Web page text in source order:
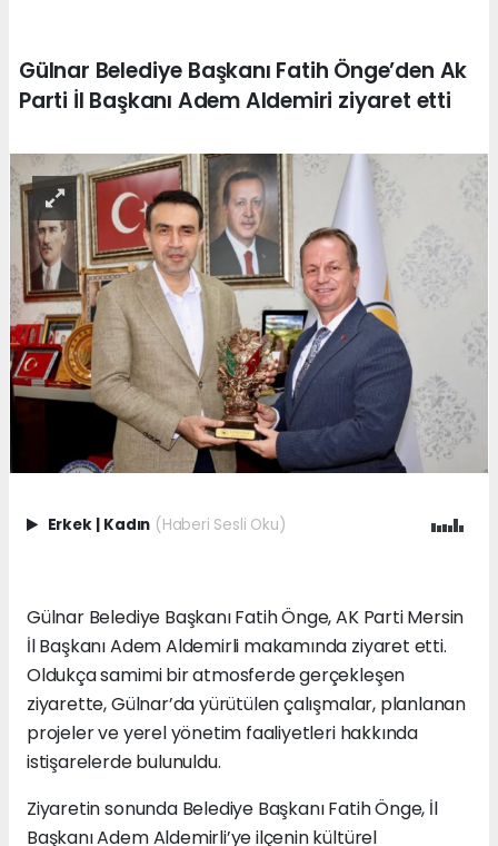
Gülnar Belediye Başkanı Fatih Önge’den Ak
Parti İl Başkanı Adem Aldemiri ziyaret etti
Erkek | Kadın (Haberi Sesli Oku)
Gülnar Belediye Başkanı Fatih Önge, AK Parti Mersin
İl Başkanı Adem Aldemirli makamında ziyaret etti.
Oldukça samimi bir atmosferde gerçekleşen
ziyarette, Gülnar’da yürütülen çalışmalar, planlanan
projeler ve yerel yönetim faaliyetleri hakkında
istişarelerde bulunuldu.
Ziyaretin sonunda Belediye Başkanı Fatih Önge, İl
Başkanı Adem Aldemirli’ye ilçenin kültürel